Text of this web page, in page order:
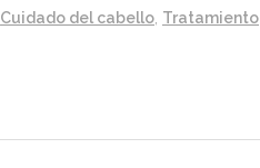
Cuidado del cabello Tratamiento